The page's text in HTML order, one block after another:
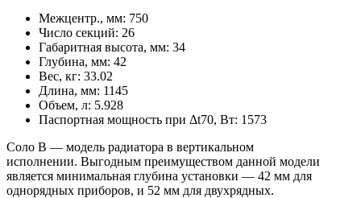
Межцентр., мм: 750
Число секций: 26
Габаритная высота, мм: 34
Глубина, мм: 42
Вес, кг: 33.02
Длина, мм: 1145
Объем, л: 5.928
Паспортная мощность при Δt70, Вт: 1573
Соло В — модель радиатора в вертикальном
исполнении. Выгодным преимуществом данной модели
является минимальная глубина установки ― 42 мм для
однорядных приборов, и 52 мм для двухрядных.